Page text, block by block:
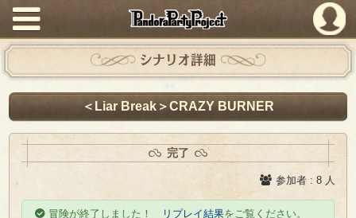
PandoraPartyProject
シナリオ詳細
＜Liar Break＞CRAZY BURNER
完了
参加者 : 8 人
冒険が終了しました！ リプレイ結果をご覧ください。